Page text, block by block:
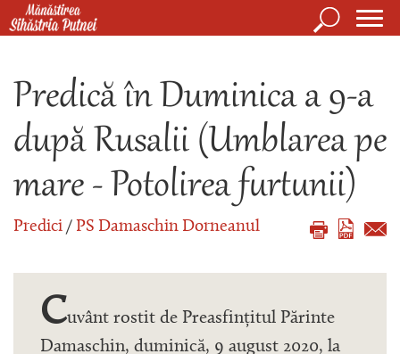
Mergi la conţinutul principal
Căutare
Predică în Duminica a 9-a
după Rusalii (Umblarea pe
mare - Potolirea furtunii)
Predici / PS Damaschin Dorneanul
Cuvânt rostit de Preasfințitul Părinte
Damaschin, duminică, 9 august 2020, la